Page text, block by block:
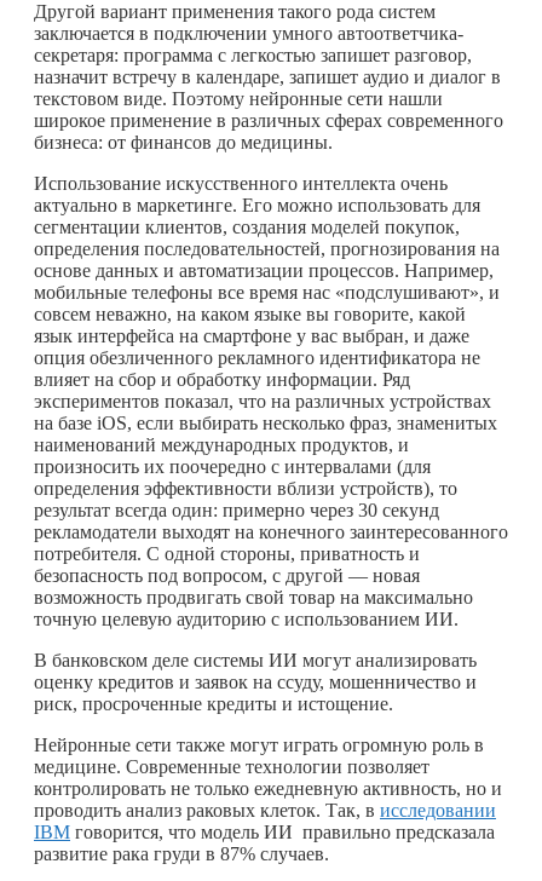
Другой вариант применения такого рода систем
заключается в подключении умного автоответчика-
секретаря: программа с легкостью запишет разговор,
назначит встречу в календаре, запишет аудио и диалог в
текстовом виде. Поэтому нейронные сети нашли
широкое применение в различных сферах современного
бизнеса: от финансов до медицины.
Использование искусственного интеллекта очень
актуально в маркетинге. Его можно использовать для
сегментации клиентов, создания моделей покупок,
определения последовательностей, прогнозирования на
основе данных и автоматизации процессов. Например,
мобильные телефоны все время нас «подслушивают», и
совсем неважно, на каком языке вы говорите, какой
язык интерфейса на смартфоне у вас выбран, и даже
опция обезличенного рекламного идентификатора не
влияет на сбор и обработку информации. Ряд
экспериментов показал, что на различных устройствах
на базе iOS, если выбирать несколько фраз, знаменитых
наименований международных продуктов, и
произносить их поочередно с интервалами (для
определения эффективности вблизи устройств), то
результат всегда один: примерно через 30 секунд
рекламодатели выходят на конечного заинтересованного
потребителя. С одной стороны, приватность и
безопасность под вопросом, с другой — новая
возможность продвигать свой товар на максимально
точную целевую аудиторию с использованием ИИ.
В банковском деле системы ИИ могут анализировать
оценку кредитов и заявок на ссуду, мошенничество и
риск, просроченные кредиты и истощение.
Нейронные сети также могут играть огромную роль в
медицине. Современные технологии позволяет
контролировать не только ежедневную активность, но и
проводить анализ раковых клеток. Так, в исследовании
IBM говорится, что модель ИИ правильно предсказала
развитие рака груди в 87% случаев.